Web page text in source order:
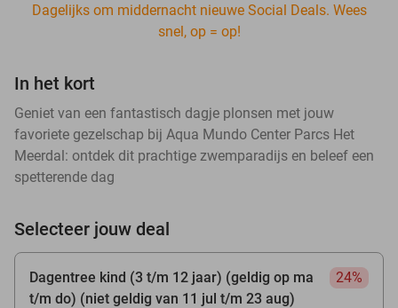
Dagelijks om middernacht nieuwe Social Deals. Wees
snel, op = op!
In het kort
Geniet van een fantastisch dagje plonsen met jouw
favoriete gezelschap bij Aqua Mundo Center Parcs Het
Meerdal: ontdek dit prachtige zwemparadijs en beleef een
spetterende dag
Selecteer jouw deal
Dagentree kind (3 t/m 12 jaar) (geldig op ma
t/m do) (niet geldig van 11 jul t/m 23 aug)
24%